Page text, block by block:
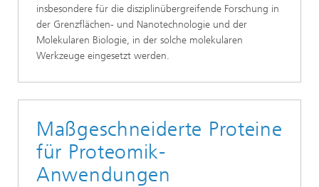
insbesondere für die disziplinübergreifende Forschung in
der Grenzflächen- und Nanotechnologie und der
Molekularen Biologie, in der solche molekularen
Werkzeuge eingesetzt werden.
Maßgeschneiderte Proteine
für Proteomik-
Anwendungen